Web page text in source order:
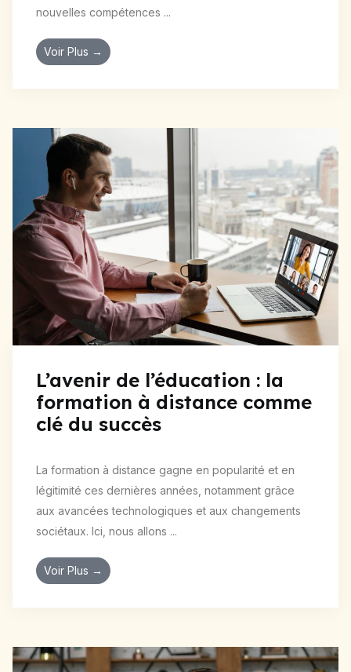
nouvelles compétences ...
Voir Plus →
L’avenir de l’éducation : la
formation à distance comme
clé du succès
La formation à distance gagne en popularité et en
légitimité ces dernières années, notamment grâce
aux avancées technologiques et aux changements
sociétaux. Ici, nous allons ...
Voir Plus →